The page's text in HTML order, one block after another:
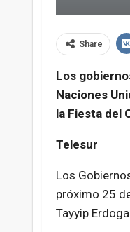
Share
Los
Naciones
la Fiesta del
Telesur
Los
próximo 25
Tayyip